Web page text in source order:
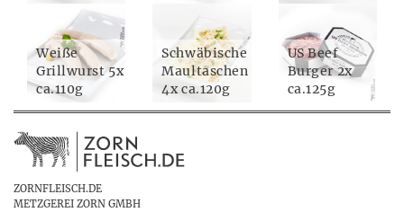
Weiße
Grillwurst 5x
ca.110g
Schwäbische
Maultaschen
4x ca.120g
US Beef
Burger 2x
ca.125g
ZORNFLEISCH.DE
METZGEREI ZORN GMBH